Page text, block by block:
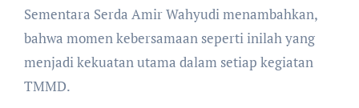
Sementara Serda Amir Wahyudi menambahkan,
bahwa momen kebersamaan seperti inilah yang
menjadi kekuatan utama dalam setiap kegiatan
TMMD.